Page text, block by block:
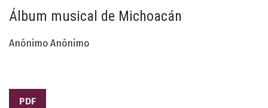
Álbum musical de Michoacán
Anónimo Anónimo
PDF